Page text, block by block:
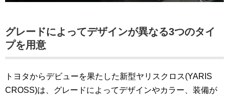
グレードによってデザインが異なる3つのタイ
プを用意
トヨタからデビューを果たした新型ヤリスクロス(YARIS
CROSS)は、グレードによってデザインやカラー、装備が